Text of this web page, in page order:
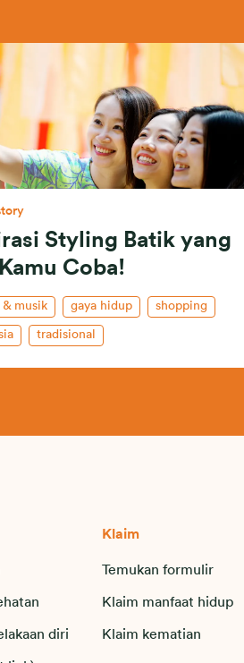
Styling Batik yang
Coba!
& musik gaya hidup shopping
tradisional
diri
Klaim
Temukan formulir
Klaim manfaat hidup
Klaim kematian